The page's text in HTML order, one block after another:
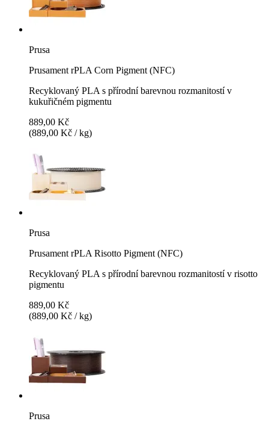
Prusa
Prusament rPLA Corn Pigment (NFC)
Recyklovaný PLA s přírodní barevnou rozmanitostí v
kukuřičném pigmentu
889,00 Kč
(889,00 Kč / kg)
Prusa
Prusament rPLA Risotto Pigment (NFC)
Recyklovaný PLA s přírodní barevnou rozmanitostí v risotto
pigmentu
889,00 Kč
(889,00 Kč / kg)
Prusa